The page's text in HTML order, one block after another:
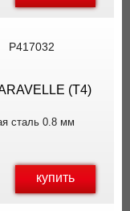
P417032
(T4)
сталь 0.8 мм
купить